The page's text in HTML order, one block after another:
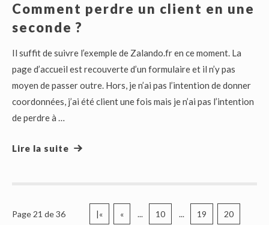
Comment perdre un client en une
seconde ?
Il suffit de suivre l’exemple de Zalando.fr en ce moment. La
page d’accueil est recouverte d’un formulaire et il n’y pas
moyen de passer outre. Hors, je n’ai pas l’intention de donner
coordonnées, j’ai été client une fois mais je n’ai pas l’intention
de perdre à …
Lire la suite
Page 21 de 36 |« « ... 10 ... 19 20